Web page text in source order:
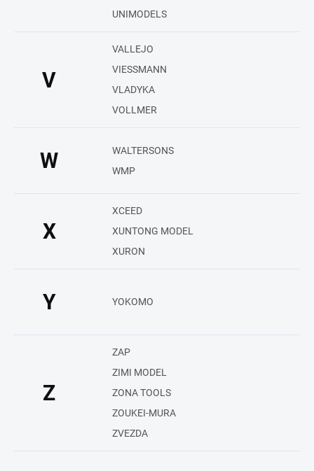
UNIMODELS
V
VALLEJO
VIESSMANN
VLADYKA
VOLLMER
W
WALTERSONS
WMP
X
XCEED
XUNTONG MODEL
XURON
Y YOKOMO
Z
ZAP
ZIMI MODEL
ZONA TOOLS
ZOUKEI-MURA
ZVEZDA